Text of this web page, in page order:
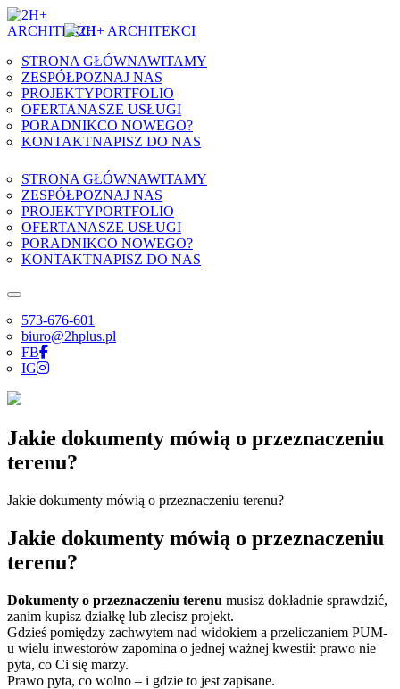
Skip to content
STRONA GŁÓWNAWITAMY
ZESPÓŁPOZNAJ NAS
PROJEKTYPORTFOLIO
OFERTANASZE USŁUGI
PORADNIKCO NOWEGO?
KONTAKTNAPISZ DO NAS
STRONA GŁÓWNAWITAMY
ZESPÓŁPOZNAJ NAS
PROJEKTYPORTFOLIO
OFERTANASZE USŁUGI
PORADNIKCO NOWEGO?
KONTAKTNAPISZ DO NAS
573-676-601
biuro@2hplus.pl
FB
IG
Jakie dokumenty mówią o przeznaczeniu
terenu?
Jakie dokumenty mówią o przeznaczeniu terenu?
Jakie dokumenty mówią o przeznaczeniu
terenu?
Dokumenty o przeznaczeniu terenu musisz dokładnie sprawdzić,
zanim kupisz działkę lub zlecisz projekt.
Gdzieś pomiędzy zachwytem nad widokiem a przeliczaniem PUM-
u wielu inwestorów zapomina o jednej ważnej kwestii: prawo nie
pyta, co Ci się marzy.
Prawo pyta, co wolno – i gdzie to jest zapisane.